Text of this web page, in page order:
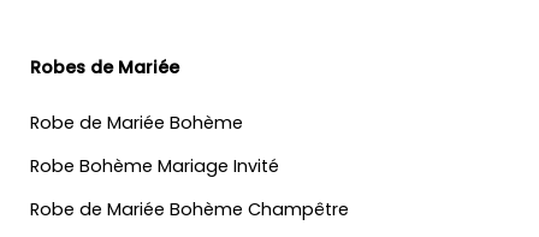
Robes de Mariée
Robe de Mariée Bohème
Robe Bohème Mariage Invité
Robe de Mariée Bohème Champêtre